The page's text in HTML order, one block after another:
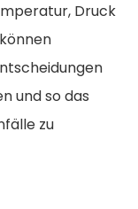
Druck
und so das
zu